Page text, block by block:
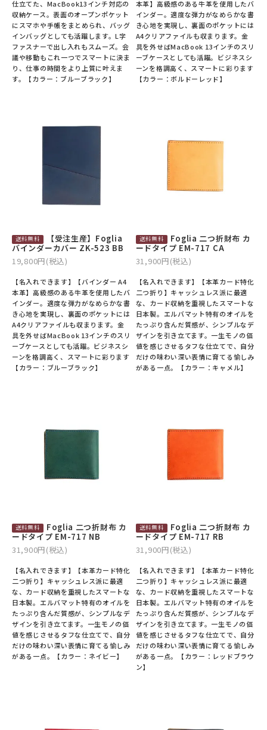
仕立てた、MacBook13インチ対応の
収納ケース。表面のオープンポケット
にスマホや手帳をまとめられ、バッグ
インバッグとしても活躍します。L字
ファスナーで出し入れもスムーズ。会
議や移動もこれ一つでスマートに決ま
り、仕事の時間をより上質に叶えま
す。【カラー：ブルーブラック】
本革】高級感のある牛革を使用したバ
インダー。適度な弾力がなめらかな書
き心地を実現し、裏面のポケットには
A4クリアファイルも収まります。金
具を外せばMacBook 13インチのスリ
ーブケースとしても活躍。ビジネスシ
ーンを格調高く、スマートに彩ります
【カラー：ボルドーレッド】
【受注生産】Foglia
バインダーカバー ZK-523 BB
19,800円(税込)
【名入れできます】【バインダー A4
本革】高級感のある牛革を使用したバ
インダー。適度な弾力がなめらかな書
き心地を実現し、裏面のポケットには
A4クリアファイルも収まります。金
具を外せばMacBook 13インチのスリ
ーブケースとしても活躍。ビジネスシ
ーンを格調高く、スマートに彩ります
【カラー：ブルーブラック】
Foglia 二つ折財布 カ
ードタイプ EM-717 CA
31,900円(税込)
【名入れできます】【本革カード特化
二つ折り】キャッシュレス派に最適
な、カード収納を重視したスマートな
日本製。エルバマット特有のオイルを
たっぷり含んだ質感が、シンプルなデ
ザインを引き立てます。一生モノの価
値を感じさせるタフな仕立てで、自分
だけの味わい深い表情に育てる愉しみ
がある一点。【カラー：キャメル】
Foglia 二つ折財布 カ
ードタイプ EM-717 NB
31,900円(税込)
【名入れできます】【本革カード特化
二つ折り】キャッシュレス派に最適
な、カード収納を重視したスマートな
日本製。エルバマット特有のオイルを
たっぷり含んだ質感が、シンプルなデ
ザインを引き立てます。一生モノの価
値を感じさせるタフな仕立てで、自分
だけの味わい深い表情に育てる愉しみ
がある一点。【カラー：ネイビー】
Foglia 二つ折財布 カ
ードタイプ EM-717 RB
31,900円(税込)
【名入れできます】【本革カード特化
二つ折り】キャッシュレス派に最適
な、カード収納を重視したスマートな
日本製。エルバマット特有のオイルを
たっぷり含んだ質感が、シンプルなデ
ザインを引き立てます。一生モノの価
値を感じさせるタフな仕立てで、自分
だけの味わい深い表情に育てる愉しみ
がある一点。【カラー：レッドブラウ
ン】